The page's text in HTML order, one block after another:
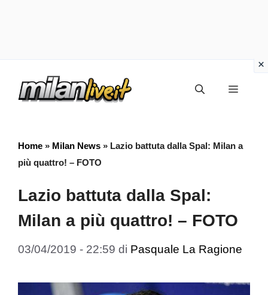
Menu
Home » Milan News » Lazio battuta dalla Spal: Milan a
più quattro! – FOTO
Lazio battuta dalla Spal:
Milan a più quattro! – FOTO
03/04/2019 - 22:59 di Pasquale La Ragione